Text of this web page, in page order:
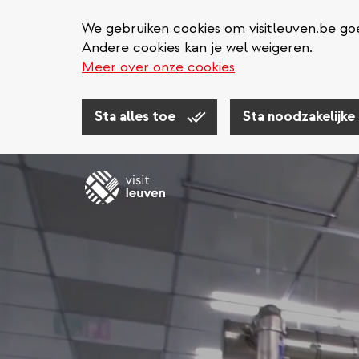
We gebruiken cookies om visitleuven.be
Andere cookies kan je wel weigeren.
Meer over onze cookies
Sta alles toe Sta
Overslaan
inhoud
gaan